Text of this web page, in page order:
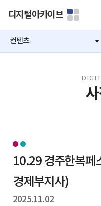
디지털아카이브
컨텐츠
10.29 경주한복페
경제부지사)
2025.11.02